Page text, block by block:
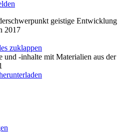
geistige Entwicklung
2017
zuklappen
und -inhalte mit Materialien aus der